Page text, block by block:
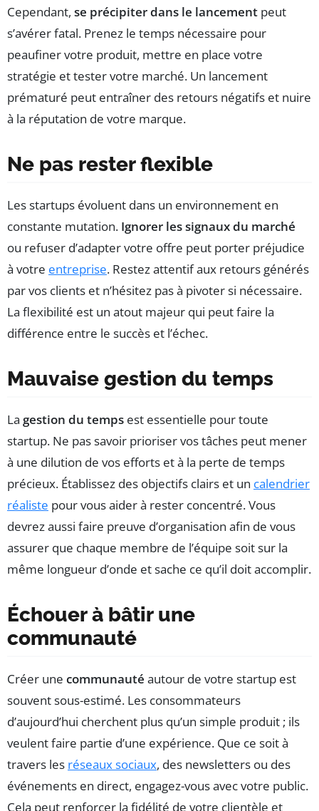
Cependant, se précipiter dans le lancement peut
s’avérer fatal. Prenez le temps nécessaire pour
peaufiner votre produit, mettre en place votre
stratégie et tester votre marché. Un lancement
prématuré peut entraîner des retours négatifs et nuire
à la réputation de votre marque.
Ne pas rester flexible
Les startups évoluent dans un environnement en
constante mutation. Ignorer les signaux du marché
ou refuser d’adapter votre offre peut porter préjudice
à votre entreprise. Restez attentif aux retours générés
par vos clients et n’hésitez pas à pivoter si nécessaire.
La flexibilité est un atout majeur qui peut faire la
différence entre le succès et l’échec.
Mauvaise gestion du temps
La gestion du temps est essentielle pour toute
startup. Ne pas savoir prioriser vos tâches peut mener
à une dilution de vos efforts et à la perte de temps
précieux. Établissez des objectifs clairs et un calendrier
réaliste pour vous aider à rester concentré. Vous
devrez aussi faire preuve d’organisation afin de vous
assurer que chaque membre de l’équipe soit sur la
même longueur d’onde et sache ce qu’il doit accomplir.
Échouer à bâtir une
communauté
Créer une communauté autour de votre startup est
souvent sous-estimé. Les consommateurs
d’aujourd’hui cherchent plus qu’un simple produit ; ils
veulent faire partie d’une expérience. Que ce soit à
travers les réseaux sociaux, des newsletters ou des
événements en direct, engagez-vous avec votre public.
Cela peut renforcer la fidélité de votre clientèle et